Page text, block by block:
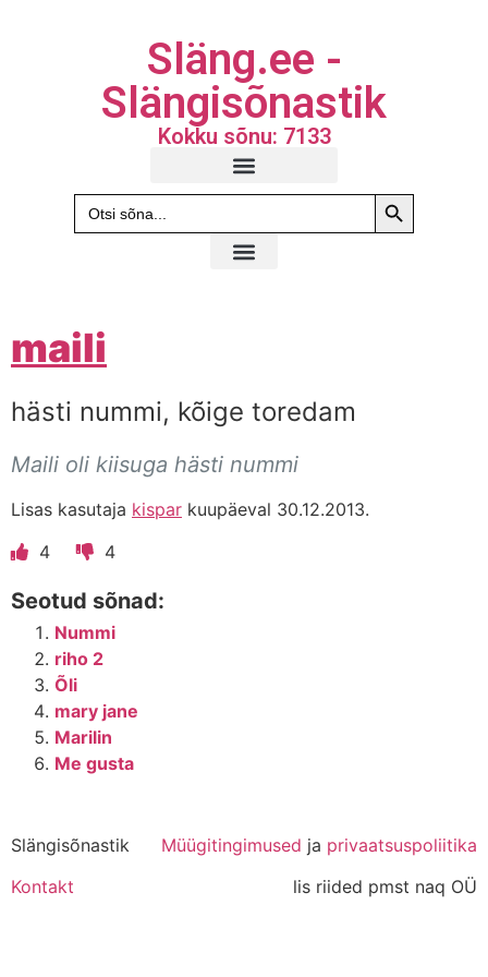
Släng.ee -
Slängisõnastik
Kokku sõnu: 7133
Search
for:
Search
maili
hästi nummi, kõige toredam
Maili oli kiisuga hästi nummi
Lisas kasutaja kispar kuupäeval 30.12.2013.
4
4
Seotud sõnad:
Nummi
riho 2
Õli
mary jane
Marilin
Me gusta
Slängisõnastik Müügitingimused ja privaatsuspoliitika
Kontakt
lis riided pmst naq OÜ